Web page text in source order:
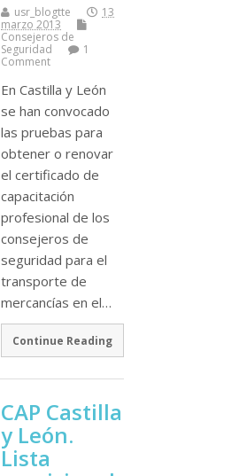
usr_blogtte
13
marzo 2013
Consejeros de
Seguridad
1
Comment
En Castilla y León
se han convocado
las pruebas para
obtener o renovar
el certificado de
capacitación
profesional de los
consejeros de
seguridad para el
transporte de
mercancí­as en el…
Continue Reading
CAP Castilla
y León.
Lista